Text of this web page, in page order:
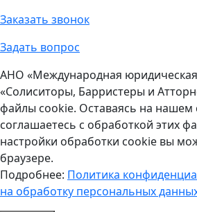
Заказать звонок
Задать вопрос
АНО «Международная
«Солиситоры, Барристеры и
файлы cookie. Оставаясь на нашем
соглашаетесь с обработкой этих
настройки обработки cookie вы
браузере.
Подробнее: Политика
на обработку персональных